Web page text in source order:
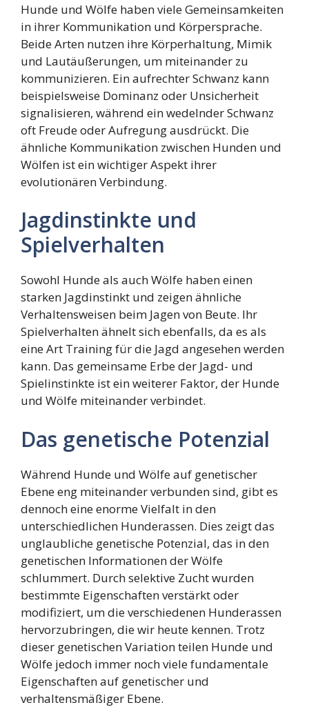
Hunde und Wölfe haben viele Gemeinsamkeiten
in ihrer Kommunikation und Körpersprache.
Beide Arten nutzen ihre Körperhaltung, Mimik
und Lautäußerungen, um miteinander zu
kommunizieren. Ein aufrechter Schwanz kann
beispielsweise Dominanz oder Unsicherheit
signalisieren, während ein wedelnder Schwanz
oft Freude oder Aufregung ausdrückt. Die
ähnliche Kommunikation zwischen Hunden und
Wölfen ist ein wichtiger Aspekt ihrer
evolutionären Verbindung.
Jagdinstinkte und
Spielverhalten
Sowohl Hunde als auch Wölfe haben einen
starken Jagdinstinkt und zeigen ähnliche
Verhaltensweisen beim Jagen von Beute. Ihr
Spielverhalten ähnelt sich ebenfalls, da es als
eine Art Training für die Jagd angesehen werden
kann. Das gemeinsame Erbe der Jagd- und
Spielinstinkte ist ein weiterer Faktor, der Hunde
und Wölfe miteinander verbindet.
Das genetische Potenzial
Während Hunde und Wölfe auf genetischer
Ebene eng miteinander verbunden sind, gibt es
dennoch eine enorme Vielfalt in den
unterschiedlichen Hunderassen. Dies zeigt das
unglaubliche genetische Potenzial, das in den
genetischen Informationen der Wölfe
schlummert. Durch selektive Zucht wurden
bestimmte Eigenschaften verstärkt oder
modifiziert, um die verschiedenen Hunderassen
hervorzubringen, die wir heute kennen. Trotz
dieser genetischen Variation teilen Hunde und
Wölfe jedoch immer noch viele fundamentale
Eigenschaften auf genetischer und
verhaltensmäßiger Ebene.